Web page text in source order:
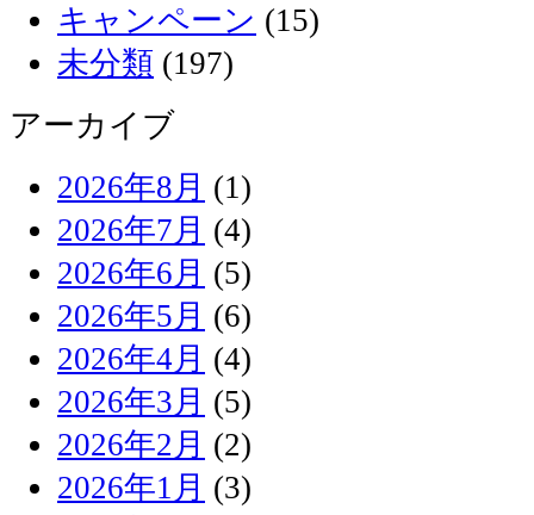
キャンペーン (15)
未分類 (197)
アーカイブ
2026年8月 (1)
2026年7月 (4)
2026年6月 (5)
2026年5月 (6)
2026年4月 (4)
2026年3月 (5)
2026年2月 (2)
2026年1月 (3)